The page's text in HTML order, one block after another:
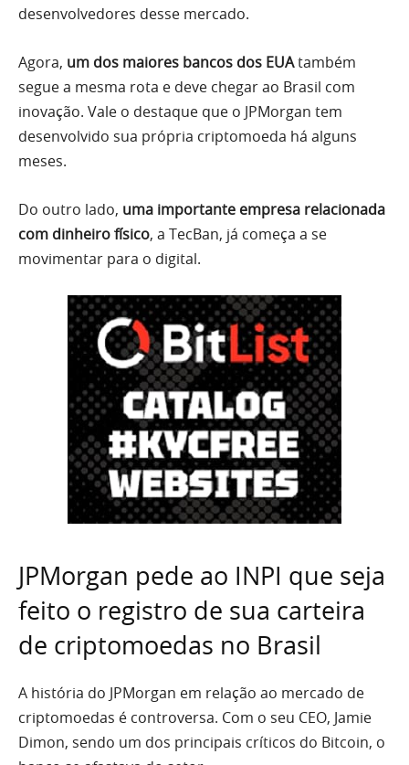
desenvolvedores desse mercado.
Agora, um dos maiores bancos dos EUAtambém
segue a mesma rota e deve chegar ao Brasil com
inovação. Vale o destaque que o JPMorgan tem
desenvolvido sua própria criptomoeda há alguns
meses.
Do outro lado, uma importante empresa relacionada
com dinheiro físico, a TecBan, já começa a se
movimentar para o digital.
JPMorgan pede ao INPI que seja
feito o registro de sua carteira
de criptomoedas no Brasil
A história do JPMorgan em relação ao mercado de
criptomoedas é controversa. Com o seu CEO, Jamie
Dimon, sendo um dos principais críticos do Bitcoin, o